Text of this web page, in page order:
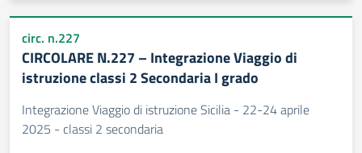
circ. n.227
CIRCOLARE N.227 – Integrazione Viaggio di
istruzione classi 2 Secondaria I grado
Integrazione Viaggio di istruzione Sicilia - 22-24 aprile
2025 - classi 2 secondaria